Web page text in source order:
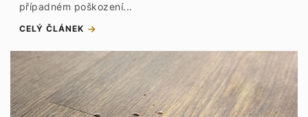
případném poškození...
CELÝ ČLÁNEK